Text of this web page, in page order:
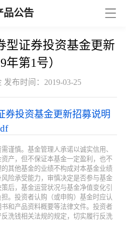
品公告
型证券投资基金更新
第1号）
发布时间：2019-03-25
券投资基金更新招募说明
谨慎。基金管理人承诺以诚实信用、
产，但不保证本基金一定盈利，也不
其他基金的业绩不构成对本基金业绩
险承受能力，审慎决定是否参与基金
后，基金运营状况与基金净值变化引
。投资者认购（或申购）基金时应认
和产品资料概要等法律文件。投资者
洗钱相关法规的规定，切实履行反洗